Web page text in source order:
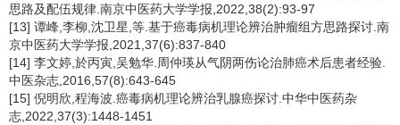
思路及配伍规律.南京中医药大学学报,2022,38(2):93-97
[13] 谭峰,李柳,沈卫星,等.基于癌毒病机理论辨治肿瘤组方思路探讨.南
京中医药大学学报,2021,37(6):837-840
[14] 李文婷,於丙寅,吴勉华.周仲瑛从气阴两伤论治肺癌术后患者经验.
中医杂志,2016,57(8):643-645
[15] 倪明欣,程海波.癌毒病机理论辨治乳腺癌探讨.中华中医药杂
志,2022,37(3):1448-1451